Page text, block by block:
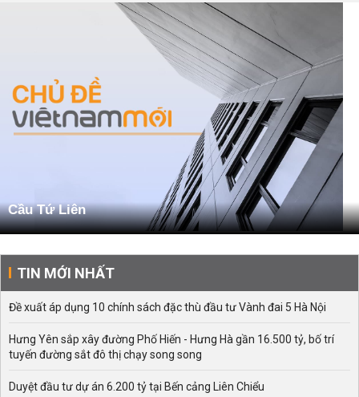
Cầu Tứ Liên
TIN MỚI NHẤT
Đề xuất áp dụng 10 chính sách đặc thù đầu tư Vành đai 5 Hà Nội
Hưng Yên sắp xây đường Phố Hiến - Hưng Hà gần 16.500 tỷ, bố trí
tuyến đường sắt đô thị chạy song song
Duyệt đầu tư dự án 6.200 tỷ tại Bến cảng Liên Chiểu